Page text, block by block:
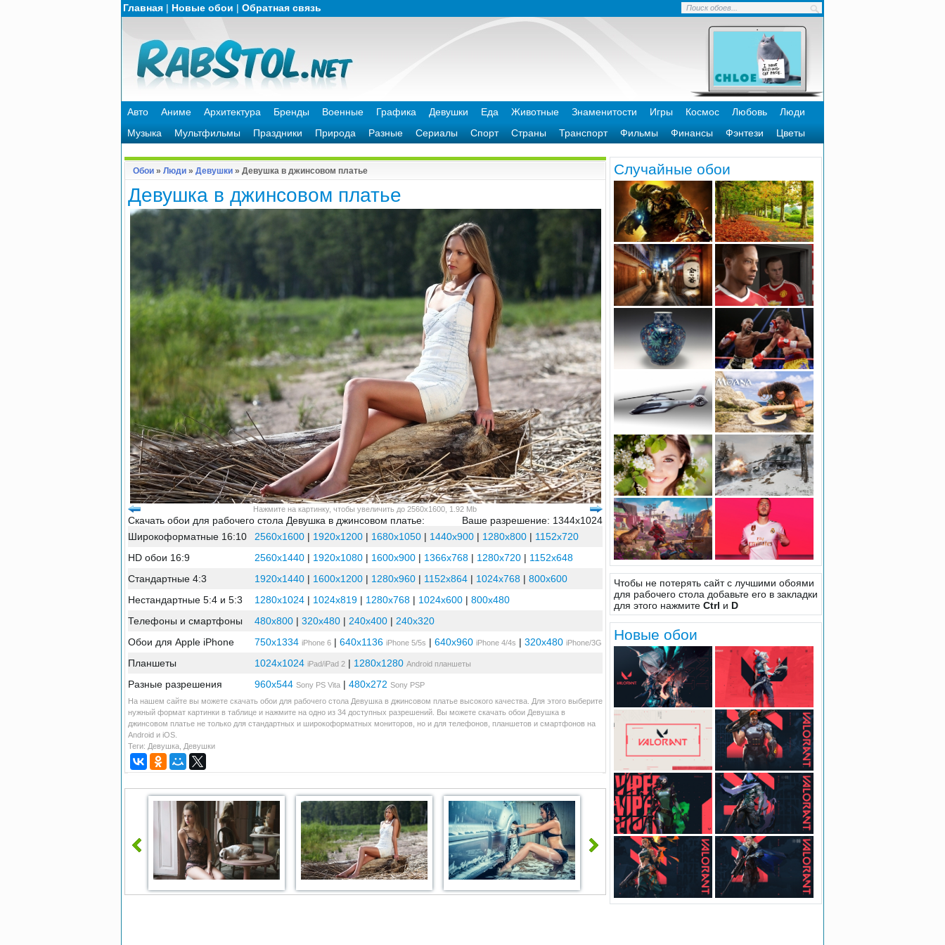
Главная | Новые обои | Обратная связь
Авто Аниме Архитектура Бренды Военные Графика Девушки Еда Животные Знаменитости Игры Космос Любовь
Люди
Музыка
Мультфильмы Праздники Природа Разные Сериалы Спорт Страны Транспорт Фильмы Финансы Фэнтези Цветы
Обои » Люди » Девушки » Девушка в джинсовом платье
Девушка в джинсовом платье
Нажмите на картинку, чтобы увеличить до 2560x1600, 1.92 Mb
Скачать обои для рабочего стола Девушка в джинсовом платье:
Ваше разрешение: 1344x1024
Широкоформатные 16:10
2560x1600 | 1920x1200 | 1680x1050 | 1440x900 | 1280x800 | 1152x720
HD обои 16:9
2560x1440 | 1920x1080 | 1600x900 | 1366x768 | 1280x720 | 1152x648
Стандартные 4:3
1920x1440 | 1600x1200 | 1280x960 | 1152x864 | 1024x768 | 800x600
Нестандартные 5:4 и 5:3
1280x1024 | 1024x819 | 1280x768 | 1024x600 | 800x480
Телефоны и смартфоны
480x800 | 320x480 | 240x400 | 240x320
Обои для Apple iPhone
750x1334 iPhone 6 | 640x1136 iPhone 5/5s | 640x960 iPhone 4/4s | 320x480 iPhone/3G
Планшеты 1024x1024 iPad/iPad 2 | 1280x1280 Android планшеты
Разные разрешения 960x544 Sony PS Vita | 480x272 Sony PSP
На нашем сайте вы можете скачать обои для рабочего стола Девушка в джинсовом платье высокого качества. Для этого выберите
нужный формат картинки в таблице и нажмите на одно из 34 доступных разрешений. Вы можете скачать обои Девушка в
джинсовом платье не только для стандартных и широкоформатных мониторов, но и для телефонов, планшетов и смартфонов на
Android и iOS.
Теги: Девушка Девушки
Cлучайные обои
Чтобы не потерять сайт с лучшими обоями
для рабочего стола добавьте его в закладки
для этого нажмите Ctrl и D
Новые обои